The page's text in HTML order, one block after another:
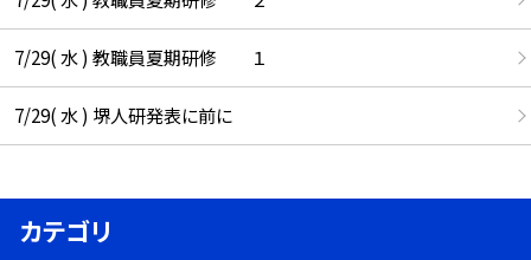
7/29( 水 ) 教職員夏期研修 １
7/29( 水 ) 堺人研発表に前に
カテゴリ